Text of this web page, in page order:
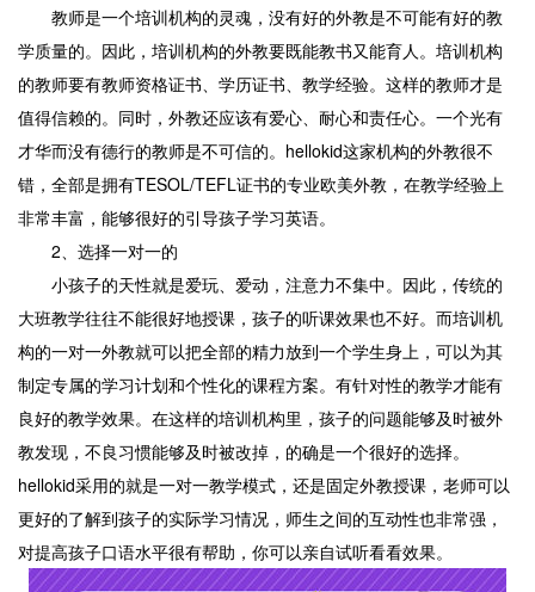
教师是一个培训机构的灵魂，没有好的外教是不可能有好的教
学质量的。因此，培训机构的外教要既能教书又能育人。培训机构
的教师要有教师资格证书、学历证书、教学经验。这样的教师才是
值得信赖的。同时，外教还应该有爱心、耐心和责任心。一个光有
才华而没有德行的教师是不可信的。hellokid这家机构的外教很不
错，全部是拥有TESOL/TEFL证书的专业欧美外教，在教学经验上
非常丰富，能够很好的引导孩子学习英语。
2、选择一对一的
小孩子的天性就是爱玩、爱动，注意力不集中。因此，传统的
大班教学往往不能很好地授课，孩子的听课效果也不好。而培训机
构的一对一外教就可以把全部的精力放到一个学生身上，可以为其
制定专属的学习计划和个性化的课程方案。有针对性的教学才能有
良好的教学效果。在这样的培训机构里，孩子的问题能够及时被外
教发现，不良习惯能够及时被改掉，的确是一个很好的选择。
hellokid采用的就是一对一教学模式，还是固定外教授课，老师可以
更好的了解到孩子的实际学习情况，师生之间的互动性也非常强，
对提高孩子口语水平很有帮助，你可以亲自试听看看效果。